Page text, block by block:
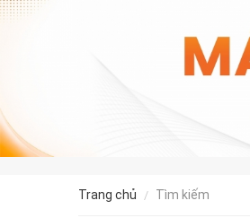
trang chủ tìm kiếm